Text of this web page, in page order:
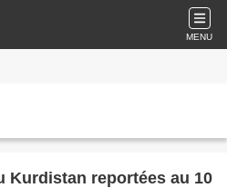
MENU
Kurdistan reportées au 10